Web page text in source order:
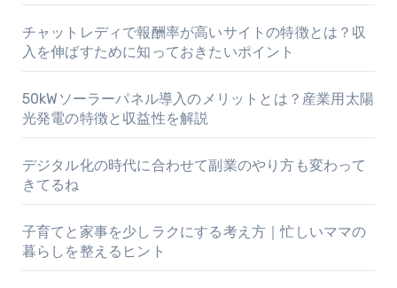
チャットレディで報酬率が高いサイトの特徴とは？収
入を伸ばすために知っておきたいポイント
50kWソーラーパネル導入のメリットとは？産業用太陽
光発電の特徴と収益性を解説
デジタル化の時代に合わせて副業のやり方も変わって
きてるね
子育てと家事を少しラクにする考え方｜忙しいママの
暮らしを整えるヒント